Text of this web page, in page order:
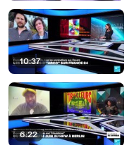
10:37
6:22